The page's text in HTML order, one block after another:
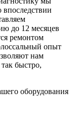
впоследствии
до 12 месяцев
ремонтом
опыт
нам
быстро,
оборудования